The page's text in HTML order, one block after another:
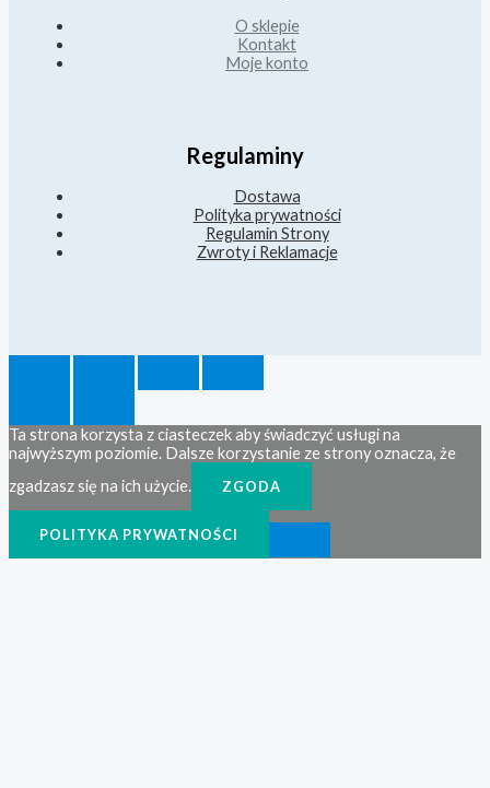
O sklepie
Kontakt
Moje konto
Regulaminy
Dostawa
Polityka prywatności
Regulamin Strony
Zwroty i Reklamacje
Ta strona korzysta z ciasteczek aby świadczyć usługi na
najwyższym poziomie. Dalsze korzystanie ze strony oznacza, że
zgadzasz się na ich użycie.
ZGODA
POLITYKA PRYWATNOŚCI